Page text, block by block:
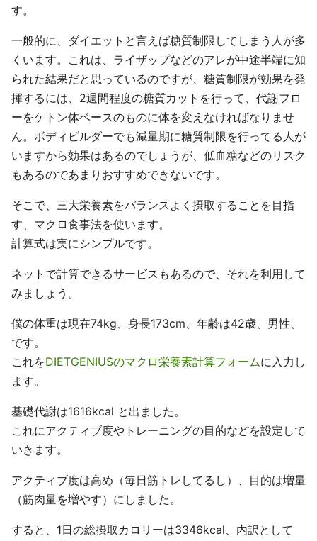
す。
一般的に、ダイエットと言えば糖質制限してしまう人が多
くいます。これは、ライザップなどのアレが中途半端に知
られた結果だと思っているのですが、糖質制限が効果を発
揮するには、2週間程度の糖質カットを行って、代謝フロ
ーをケトン体ベースのものに体を変えなければなりませ
ん。ボディビルダーでも減量期に糖質制限を行ってる人が
いますから効果はあるのでしょうが、低血糖などのリスク
もあるのであまりおすすめできないです。
そこで、三大栄養素をバランスよく摂取することを目指
す、マクロ食事法を使います。
計算式は実にシンプルです。
ネットで計算できるサービスもあるので、それを利用して
みましょう。
僕の体重は現在74kg、身長173cm、年齢は42歳、男性、
です。
これをDIETGENIUSのマクロ栄養素計算フォームに入力し
ます。
基礎代謝は1616kcal と出ました。
これにアクティブ度やトレーニングの目的などを設定して
いきます。
アクティブ度は高め（毎日筋トレしてるし）、目的は増量
（筋肉量を増やす）にしました。
すると、1日の総摂取カロリーは3346kcal、内訳として